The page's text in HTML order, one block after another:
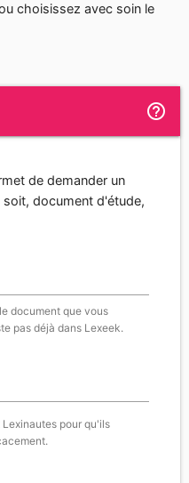
choisissez avec soin le
help_outline
de demander un
soit, document d'étude,
document que vous
pas déjà dans Lexeek.
pour qu'ils